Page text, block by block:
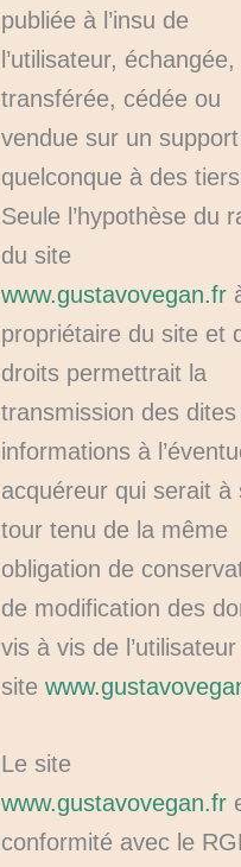
publiée à l’insu de
l’utilisateur, échangée,
transférée, cédée ou
vendue sur un support
quelconque à des
Seule l’hypothèse du
du site
www.gustavovegan.fr
propriétaire du site et
droits permettrait la
transmission des dites
informations à
acquéreur qui serait à
tour tenu de la même
obligation de
de modification des
vis à vis de
site
Le site
www.gustavovegan.fr
conformité avec le